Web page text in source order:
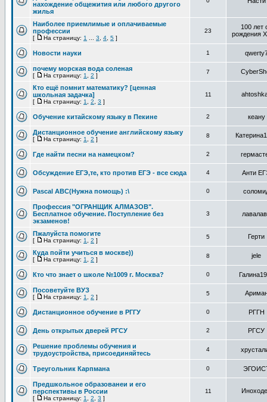
нахождение общежития или любого другого
жилья
Наиболее приемлимые и оплачиваемые
профессии
[ На страницу: 1 3 4 5 ]
23
100 лет
рождения
Новости науки 1
почему морская вода соленая
[ На страницу: 1 2 ]
7
Кто ещё помнит математику? [ценная
школьная задачка]
[ На страницу: 1 2 3 ]
11
Обучение китайскому языку в Пекине 2 кеану
Дистанционное обучение английскому языку
[ На страницу: 1 2 ]
8
Где найти песни на намецком? 2
Обсуждение ЕГЭ,те, кто против ЕГЭ - все сюда 4 Анти
Pascal ABC(Нужна помощь) :\ 0
Профессия "ОГРАНЩИК АЛМАЗОВ".
Бесплатное обучение. Поступление без
экзаменов!
3
Пжалуйста помогите
[ На страницу: 1 2 ]
5 Герти
Куда пойти учиться в москве))
[ На страницу: 1 2 ]
8 jele
Кто что знает о школе №1009 г. Москва? 0
Посоветуйте ВУЗ
[ На страницу: 1 2 ]
5
Дистанционное обучение в РГГУ 0 РГГН
День открытых дверей РГСУ 2 РГСУ
Решение проблемы обучения и
трудоустройства, присоединяйтесь
4
Треугольник Карпмана 0
Предшкольное образованеи и его
перспективы в России
[ На страницу: 1 2 3 ]
11